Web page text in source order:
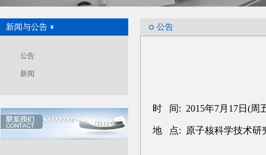
新闻与公告
公告
新闻
公告
时 间: 2015年7月17日(周
地 点: 原子核科学技术研